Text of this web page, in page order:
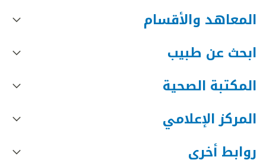
المعاهد والأقسام
ابحث عن طبيب
المكتبة الصحية
المركز الإعلامي
روابط أخرى